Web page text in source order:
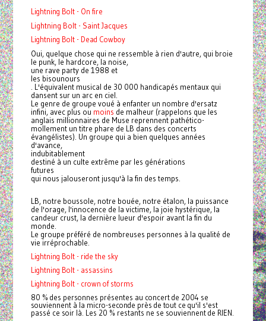
Lightning Bolt - On fire
Lightning Bolt - Saint Jacques
Lightning Bolt - Dead Cowboy
Oui, quelque chose qui ne ressemble à rien d'autre, qui broie
le punk, le hardcore, la noise,
une rave party de 1988 et
les bisounours
. L'équivalent musical de 30 000 handicapés mentaux qui
dansent sur un arc en ciel.
Le genre de groupe voué à enfanter un nombre d'ersatz
infini, avec plus ou moins de malheur (rappelons que les
anglais millionnaires de Muse reprennent pathético-
mollement un titre phare de LB dans des concerts
évangélistes). Un groupe qui a bien quelques années
d'avance,
indubitablement
destiné à un culte extrême par les générations
futures
qui nous jalouseront jusqu'à la fin des temps.
LB, notre boussole, notre bouée, notre étalon, la puissance
de l'orage, l'innocence de la victime, la joie hystérique, la
candeur crust, la dernière lueur d'espoir avant la fin du
monde.
Le groupe préféré de nombreuses personnes à la qualité de
vie irréprochable.
Lightning Bolt - ride the sky
Lightning Bolt - assassins
Lightning Bolt - crown of storms
80 % des personnes présentes au concert de 2004 se
souviennent à la micro-seconde près de tout ce qu'il s'est
passé ce soir là. Les 20 % restants ne se souviennent de RIEN.